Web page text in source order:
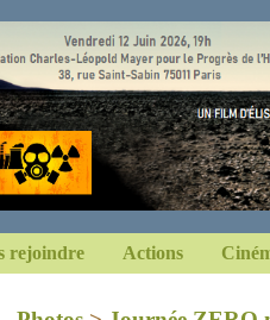
rejoindre Actions